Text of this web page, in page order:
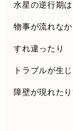
水星の逆行期は
物事が流れなか
すれ違ったり
トラブルが生
障壁が現れた